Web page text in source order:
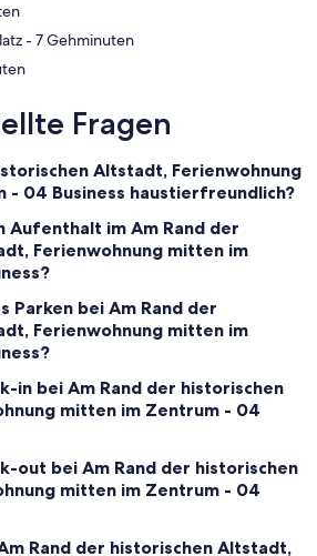
‪Café Marx am Postplatz - ‬7 Gehminuten
Fragen
Altstadt, Ferienwohnung
- 04 Business haustierfreundlich?
Aufenthalt im Am Rand der
Ferienwohnung mitten im
Parken bei Am Rand der
Ferienwohnung mitten im
in bei Am Rand der historischen
mitten im Zentrum - 04
out bei Am Rand der historischen
mitten im Zentrum - 04
Rand der historischen Altstadt,